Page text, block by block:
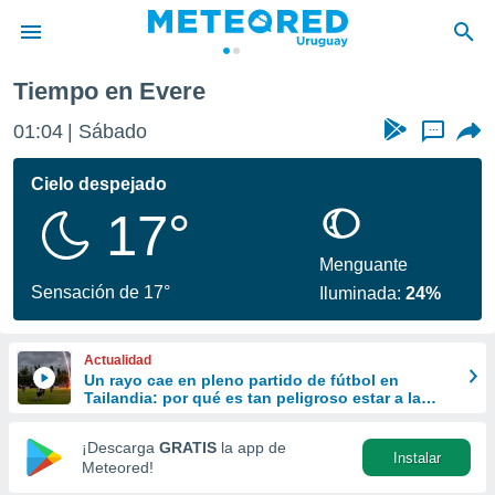
de
ha
calidad.
a este
las
y
forma
digital
basada
Tiempo en Evere
01:04 Sábado ...
Cielo despejado
17°
Sensación de 17°
Menguante
Iluminada:24%
Actualidad
Un rayo cae en pleno partido de fútbol en
Tailandia: por qué es tan peligroso estar a la
¡Descarga GRATIS la app de
Meteored!
Instalar